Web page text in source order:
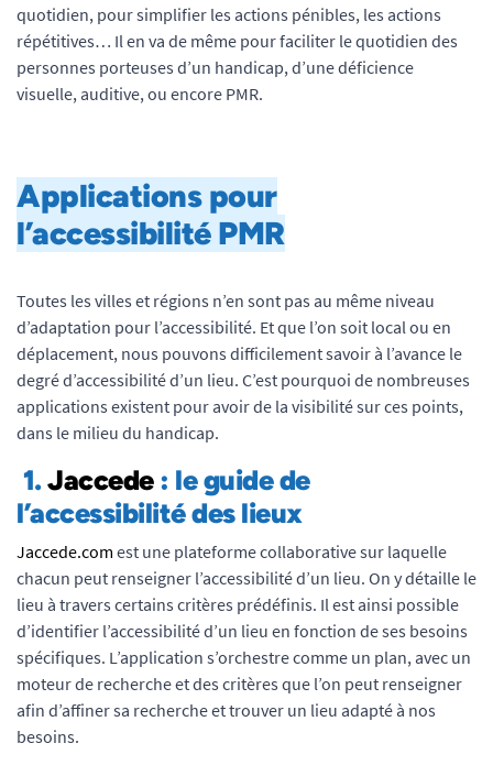
quotidien, pour simplifier les actions pénibles, les actions
répétitives… Il en va de même pour faciliter le quotidien des
personnes porteuses d’un handicap, d’une déficience
visuelle, auditive, ou encore PMR.
Applications pour
l’accessibilité PMR
Toutes les villes et régions n’en sont pas au même niveau
d’adaptation pour l’accessibilité. Et que l’on soit local ou en
déplacement, nous pouvons difficilement savoir à l’avance le
degré d’accessibilité d’un lieu. C’est pourquoi de nombreuses
applications existent pour avoir de la visibilité sur ces points,
dans le milieu du handicap.
1.Jaccede: le guide de
l’accessibilité des lieux
Jaccede.com est une plateforme collaborative sur laquelle
chacun peut renseigner l’accessibilité d’un lieu. On y détaille le
lieu à travers certains critères prédéfinis. Il est ainsi possible
d’identifier l’accessibilité d’un lieu en fonction de ses besoins
spécifiques. L’application s’orchestre comme un plan, avec un
moteur de recherche et des critères que l’on peut renseigner
afin d’affiner sa recherche et trouver un lieu adapté à nos
besoins.